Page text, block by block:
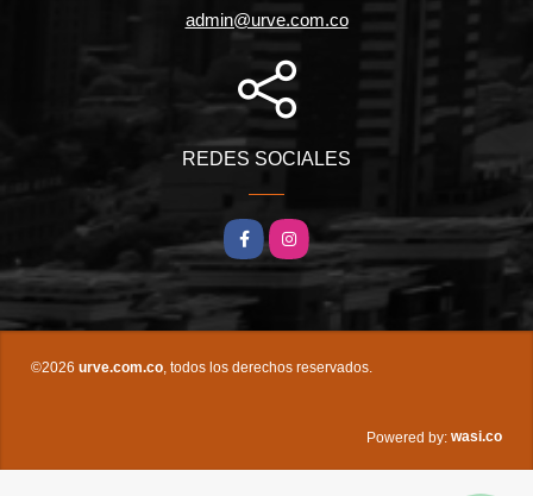
admin@urve.com.co
REDES SOCIALES
FacebookInstagram
©2026 urve.com.co, todos los derechos reservados.
Powered by: wasi.co